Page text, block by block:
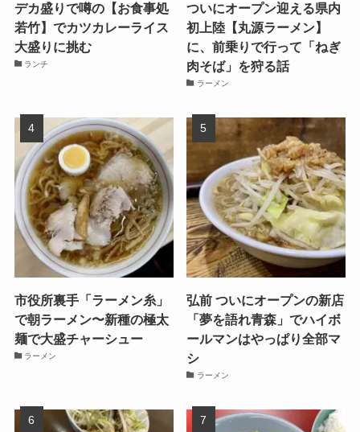
デカ盛りで噂の【お食事処
若竹】でカツカレーライス
大盛りに挑む
ランチ
ついにオープン迎える県内
初上陸【丸源ラーメン】
に、前乗りで行って「ねぎ
肉そば」を狩る話
ラーメン
市役所裏手「ラーメン糸」
で朝ラーメン〜新種の極太
麺で大盛チャーシュー
ラーメン
弘前 ついにオープンの新店
「夢を語れ青森」でハイボ
ールマンはやっぱり全部マ
シ
ラーメン